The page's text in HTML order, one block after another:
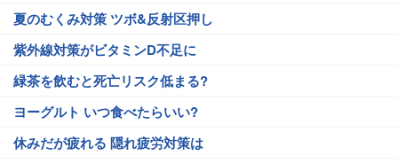
夏のむくみ対策 ツボ&反射区押し
紫外線対策がビタミンD不足に
緑茶を飲むと死亡リスク低まる?
ヨーグルト いつ食べたらいい?
休みだが疲れる 隠れ疲労対策は